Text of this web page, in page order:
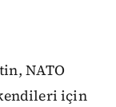
NATO
için